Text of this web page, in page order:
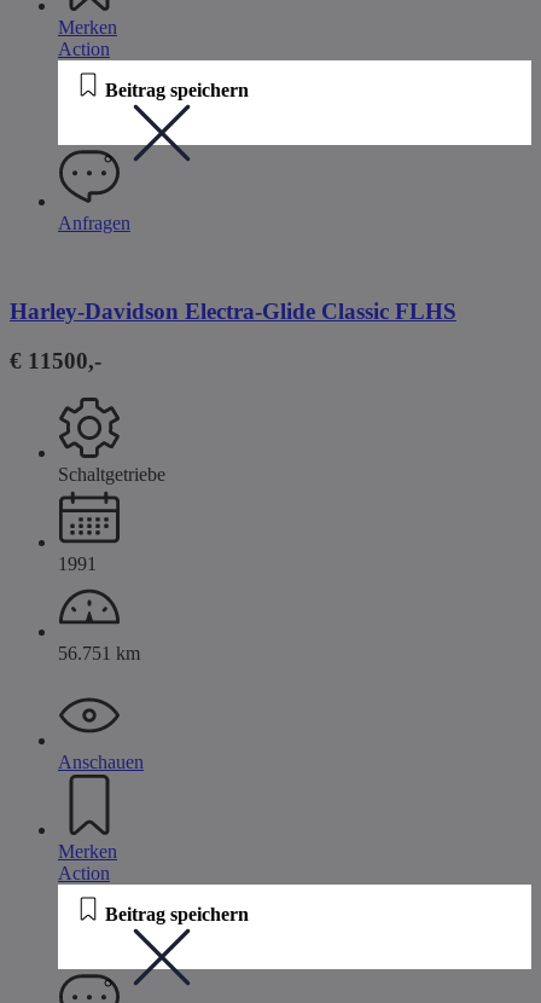
Merken
Action
Beitrag speichern
Anfragen
Harley-Davidson Electra-Glide Classic FLHS
€ 11500,-
Schaltgetriebe
1991
56.751 km
Anschauen
Merken
Action
Beitrag speichern